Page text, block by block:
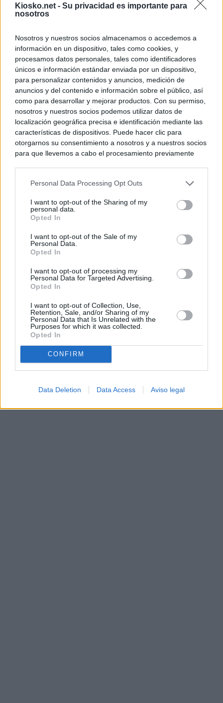
Kiosko.net - Su privacidad es importante para
nosotros
Nosotros y nuestros socios almacenamos o accedemos a
información en un dispositivo, tales como cookies, y
procesamos datos personales, tales como identificadores
únicos e información estándar enviada por un dispositivo,
para personalizar contenidos y anuncios, medición de
anuncios y del contenido e información sobre el público, así
como para desarrollar y mejorar productos. Con su permiso,
nosotros y nuestros socios podemos utilizar datos de
localización geográfica precisa e identificación mediante las
características de dispositivos. Puede hacer clic para
otorgarnos su consentimiento a nosotros y a nuestros socios
para que llevemos a cabo el procesamiento previamente
negar su consentimiento. Tenga en cuenta que algún
de su consentimiento, pero usted tiene el derecho de
rechazar tal procesamiento. Sus preferencias se aplicarán
cualquier momento entrando de nuevo en este sitio web o
visitando nuestra política de privacidad.
Personal Data Processing Opt Outs
I want to opt-out of the Sharing of my
personal data.
Opted In
I want to opt-out of the Sale of my
Personal Data.
Opted In
I want to opt-out of processing my
Personal Data for Targeted Advertising.
Opted In
I want to opt-out of Collection, Use,
Retention, Sale, and/or Sharing of my
Personal Data that Is Unrelated with the
Purposes for which it was collected.
Opted In
CONFIRM
Data Deletion Data Access Aviso legal